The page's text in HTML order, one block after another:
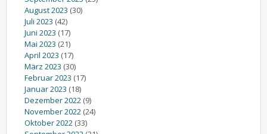
August 2023 (30)
Juli 2023 (42)
Juni 2023 (17)
Mai 2023 (21)
April 2023 (17)
März 2023 (30)
Februar 2023 (17)
Januar 2023 (18)
Dezember 2022 (9)
November 2022 (24)
Oktober 2022 (33)